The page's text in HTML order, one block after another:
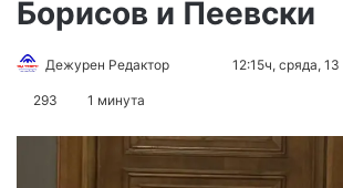
Борисов и Пеевски
Дежурен Редактор
Send12:15ч, сряда,
293 1 минута